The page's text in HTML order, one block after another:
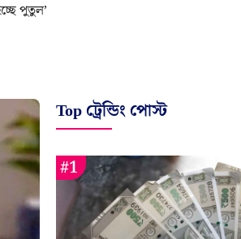
পুতুল’
Top ট্রেন্ডিং পোস্ট